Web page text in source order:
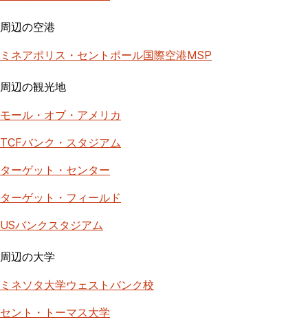
周辺の空港
ミネアポリス・セントポール国際空港MSP
周辺の観光地
モール・オブ・アメリカ
TCFバンク・スタジアム
ターゲット・センター
ターゲット・フィールド
USバンクスタジアム
周辺の大学
ミネソタ大学ウェストバンク校
セント・トーマス大学